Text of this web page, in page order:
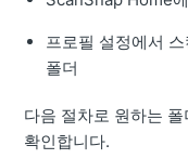
프로필 설정에서
폴더
다음 절차로 원하는
확인합니다.